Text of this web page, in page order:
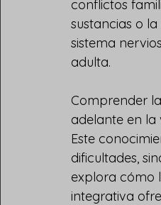
conflictos
sustancias o
sistema
adulta.
Comprender
adelante en
Este
dificultades,
explora cómo
integrativa